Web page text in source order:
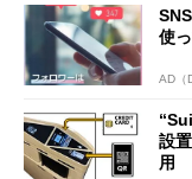
使
AD（
設
用